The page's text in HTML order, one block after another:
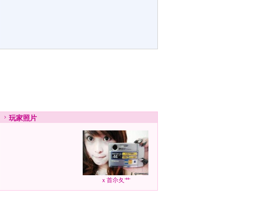
玩家照片
ｘ首尒夂艹